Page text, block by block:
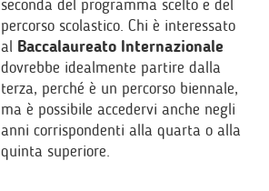
seconda del programma scelto e del
percorso scolastico. Chi è interessato
al Baccalaureato Internazionale
dovrebbe idealmente partire dalla
terza, perché è un percorso biennale,
ma è possibile accedervi anche negli
anni corrispondenti alla quarta o alla
quinta superiore.